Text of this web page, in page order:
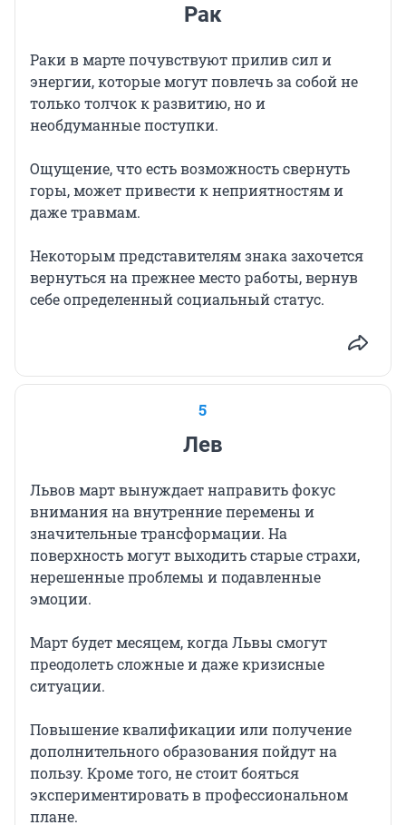
Рак
Раки в марте почувствуют прилив сил и
энергии, которые могут повлечь за собой не
только толчок к развитию, но и
необдуманные поступки.
Ощущение, что есть возможность свернуть
горы, может привести к неприятностям и
даже травмам.
Некоторым представителям знака захочется
вернуться на прежнее место работы, вернув
себе определенный социальный статус.
5
Лев
Львов март вынуждает направить фокус
внимания на внутренние перемены и
значительные трансформации. На
поверхность могут выходить старые страхи,
нерешенные проблемы и подавленные
эмоции.
Март будет месяцем, когда Львы смогут
преодолеть сложные и даже кризисные
ситуации.
Повышение квалификации или получение
дополнительного образования пойдут на
пользу. Кроме того, не стоит бояться
экспериментировать в профессиональном
плане.